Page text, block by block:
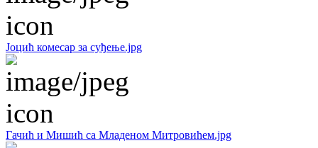
Јоцић комесар за суђење.jpg
Гачић и Мишић са Младеном Митровићем.jpg